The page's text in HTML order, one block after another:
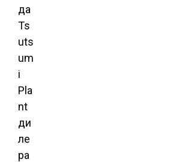
да
Ts
uts
um
i
Pla
nt
ди
ле
ра